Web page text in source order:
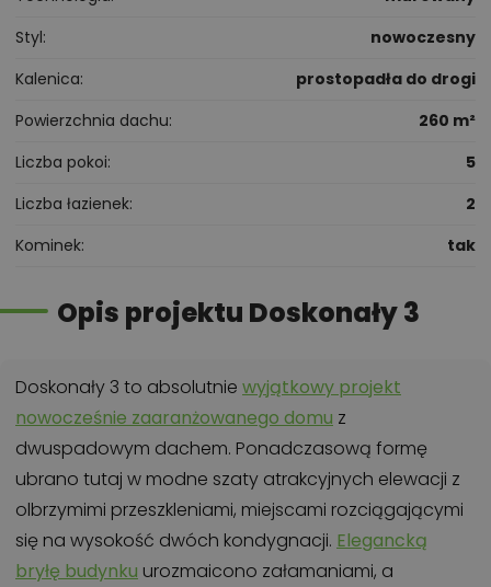
Styl
nowoczesny
Kalenica
prostopadła do drogi
Powierzchnia dachu
260 m²
Liczba pokoi
5
Liczba łazienek
2
Kominek
tak
Opis projektu Doskonały 3
Doskonały 3 to absolutnie wyjątkowy projekt
nowocześnie zaaranżowanego domu z
dwuspadowym dachem. Ponadczasową formę
ubrano tutaj w modne szaty atrakcyjnych elewacji z
olbrzymimi przeszkleniami, miejscami rozciągającymi
się na wysokość dwóch kondygnacji. Elegancką
bryłę budynku urozmaicono załamaniami, a